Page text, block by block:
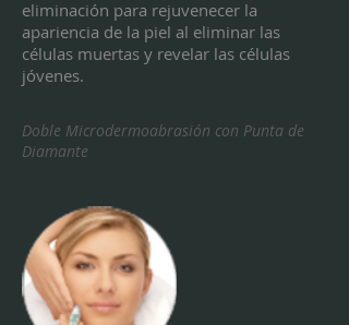
eliminación para rejuvenecer la
apariencia de la piel al eliminar las
células muertas y revelar las células
jóvenes.
Doble Microdermoabrasión con Punta de
Diamante